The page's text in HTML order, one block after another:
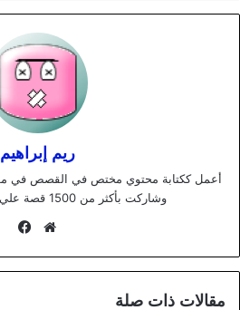
ريم إبراهيم
وشاركت بأكثر من 1500 قصة علي مدار سنين عملي.
موقع
مقالات ذات صلة